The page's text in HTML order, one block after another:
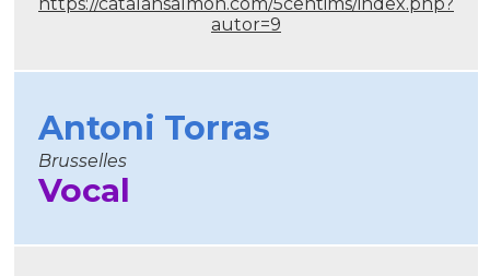
autor=9
Antoni Torras
Brusselles
Vocal